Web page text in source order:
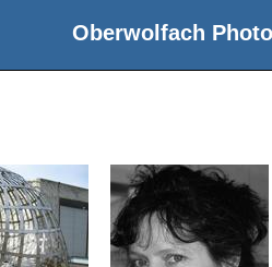
Oberwolfach